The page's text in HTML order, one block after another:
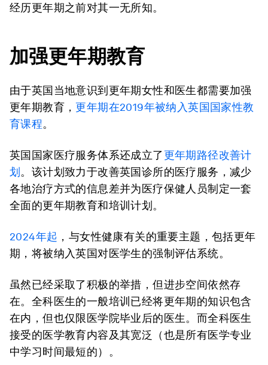
经历更年期之前对其一无所知。
加强更年期教育
由于英国当地意识到更年期女性和医生都需要加强
更年期教育，更年期在2019年被纳入英国国家性教
育课程。
英国国家医疗服务体系还成立了更年期路径改善计
划 。该计划致力于改善英国诊所的医疗服务，减少
各地治疗方式的信息差并为医疗保健人员制定一套
全面的更年期教育和培训计划。
2024年起 ，与女性健康有关的重要主题，包括更年
期，将被纳入英国对医学生的强制评估系统。
虽然已经采取了积极的举措，但进步空间依然存
在。全科医生的一般培训已经将更年期的知识包含
在内，但也仅限医学院毕业后的医生。而全科医生
接受的医学教育内容及其宽泛（也是所有医学专业
中学习时间最短的）。